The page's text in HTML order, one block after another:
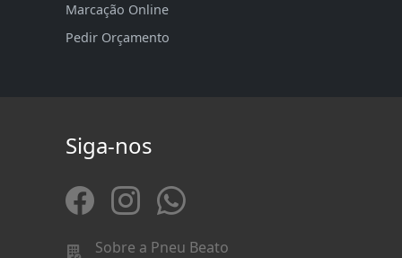
Marcação Online
Pedir Orçamento
Siga-nos
Sobre a Pneu Beato